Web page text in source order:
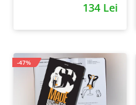
134 Lei
-47%